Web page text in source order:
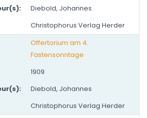
Diebold, Johannes
Christophorus Verlag Herder
Offertorium am 4.
Fastensonntage
1909
Diebold, Johannes
Christophorus Verlag Herder